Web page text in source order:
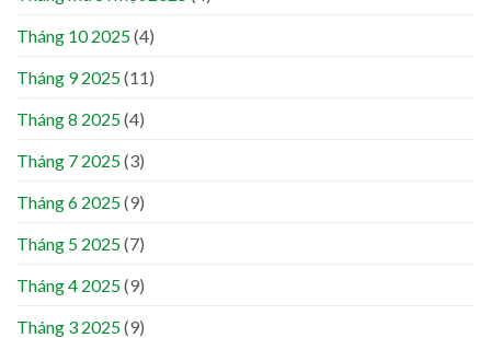
Tháng 10 2025(4)
Tháng 9 2025(11)
Tháng 8 2025(4)
Tháng 7 2025(3)
Tháng 6 2025(9)
Tháng 5 2025(7)
Tháng 4 2025(9)
Tháng 3 2025(9)